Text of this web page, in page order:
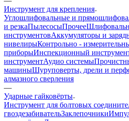
Инструмент для крепления
Углошлифовальные и
и резкаПылесосыПрочее
инструментовАккумуляторы и
нивелирыКонтрольно -
приборыИнспекционный
инструментАудио системы
машиныШуруповерты, дрели и
алмазного сверления
—
Ударные гайковёрты
Инструмент для болтовых
гвоздезабивательЗаклепочники